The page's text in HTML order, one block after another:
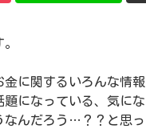
金に関するいろんな情
題になっている、気に
なんだろう…？？と思